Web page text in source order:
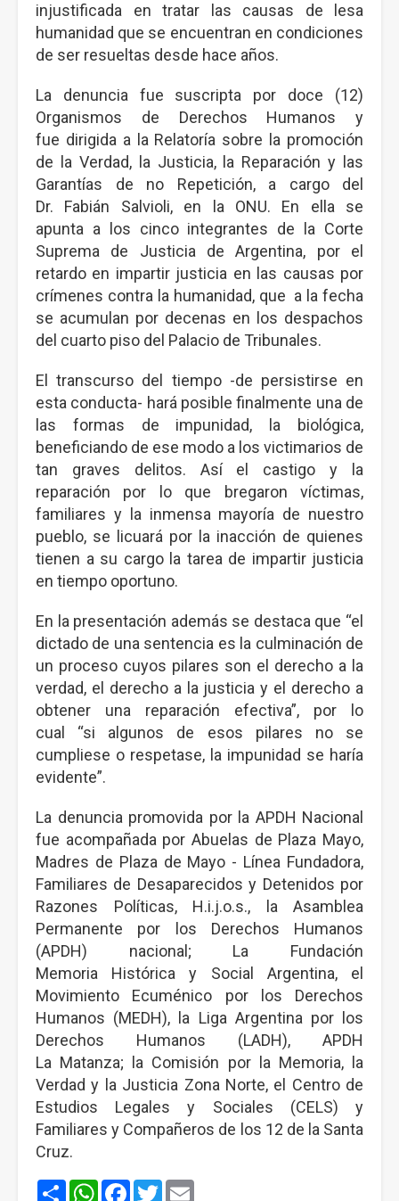
injustificada en tratar las causas de lesa
humanidad que se encuentran en condiciones
de ser resueltas desde hace años.
La denuncia fue suscripta por doce (12)
Organismos de Derechos Humanos y
fue dirigida a la Relatoría sobre la promoción
de la Verdad, la Justicia, la Reparación y las
Garantías de no Repetición, a cargo del
Dr. Fabián Salvioli, en la ONU. En ella se
apunta a los cinco integrantes de la Corte
Suprema de Justicia de Argentina, por el
retardo en impartir justicia en las causas por
crímenes contra la humanidad, que a la fecha
se acumulan por decenas en los despachos
del cuarto piso del Palacio de Tribunales.
El transcurso del tiempo -de persistirse en
esta conducta- hará posible finalmente una de
las formas de impunidad, la biológica,
beneficiando de ese modo a los victimarios de
tan graves delitos. Así el castigo y la
reparación por lo que bregaron víctimas,
familiares y la inmensa mayoría de nuestro
pueblo, se licuará por la inacción de quienes
tienen a su cargo la tarea de impartir justicia
en tiempo oportuno.
En la presentación además se destaca que “el
dictado de una sentencia es la culminación de
un proceso cuyos pilares son el derecho a la
verdad, el derecho a la justicia y el derecho a
obtener una reparación efectiva”, por lo
cual “si algunos de esos pilares no se
cumpliese o respetase, la impunidad se haría
evidente”.
La denuncia promovida por la APDH Nacional
fue acompañada por Abuelas de Plaza Mayo,
Madres de Plaza de Mayo - Línea Fundadora,
Familiares de Desaparecidos y Detenidos por
Razones Políticas, H.i.j.o.s., la Asamblea
Permanente por los Derechos Humanos
(APDH) nacional; La Fundación
Memoria Histórica y Social Argentina, el
Movimiento Ecuménico por los Derechos
Humanos (MEDH), la Liga Argentina por los
Derechos Humanos (LADH), APDH
La Matanza; la Comisión por la Memoria, la
Verdad y la Justicia Zona Norte, el Centro de
Estudios Legales y Sociales (CELS) y
Familiares y Compañeros de los 12 de la Santa
Cruz.
ShareWhatsApp
Facebook
Twitter